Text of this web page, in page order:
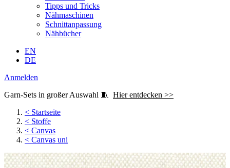
Tipps und Tricks
Nähmaschinen
Schnittanpassung
Nähbücher
EN
DE
Anmelden
Garn-Sets in großer Auswahl 🧵 Hier entdecken >>
< Startseite
< Stoffe
< Canvas
< Canvas uni